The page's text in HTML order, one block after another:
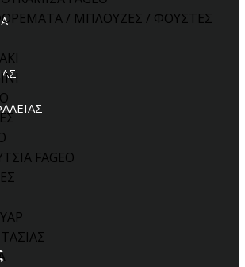
/ ΜΠΛΟΥΖΕΣ / ΦΟΥΣΤΕΣ
FAGEO